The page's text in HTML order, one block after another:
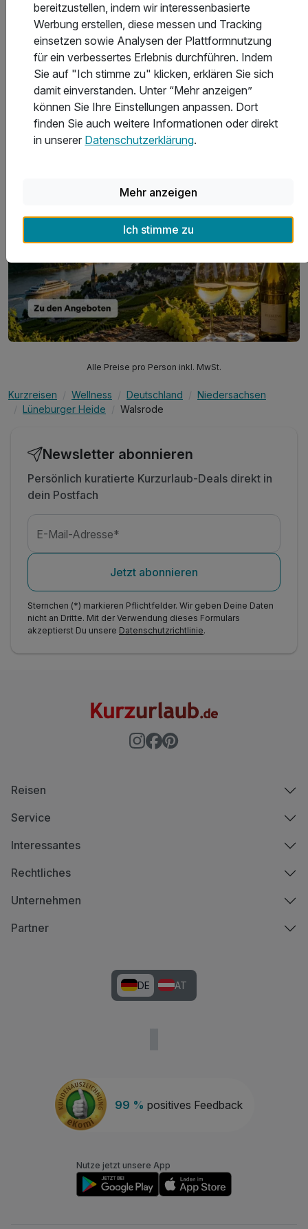
Kurzurlaub in Walsrode
Alle Preise pro Person inkl. MwSt.
Kurzreisen Wellness Deutschland
Niedersachsen
Lüneburger Heide
Walsrode
Newsletter abonnieren
Persönlich kuratierte Kurzurlaub-Deals direkt in
dein Postfach
E-Mail-Adresse*
Jetzt abonnieren
Sternchen (*) markieren Pflichtfelder. Wir geben Deine Daten
nicht an Dritte. Mit der Verwendung dieses Formulars
akzeptierst Du unsere Datenschutzrichtlinie.
99 % positives Feedback
Reisen
Service
Interessantes
Rechtliches
Unternehmen
Partner
DE AT
Nutze jetzt unsere App
bereitzustellen, indem wir interessenbasierte
Werbung erstellen, diese messen und Tracking
einsetzen sowie Analysen der Plattformnutzung
für ein verbessertes Erlebnis durchführen. Indem
Sie auf "Ich stimme zu" klicken, erklären Sie sich
damit einverstanden. Unter “Mehr anzeigen”
können Sie Ihre Einstellungen anpassen. Dort
finden Sie auch weitere Informationen oder direkt
in unserer Datenschutzerklärung.
Mehr anzeigen
Ich stimme zu